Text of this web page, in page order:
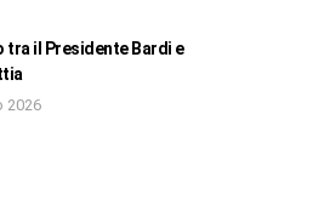
tra il Presidente Bardi e
2026